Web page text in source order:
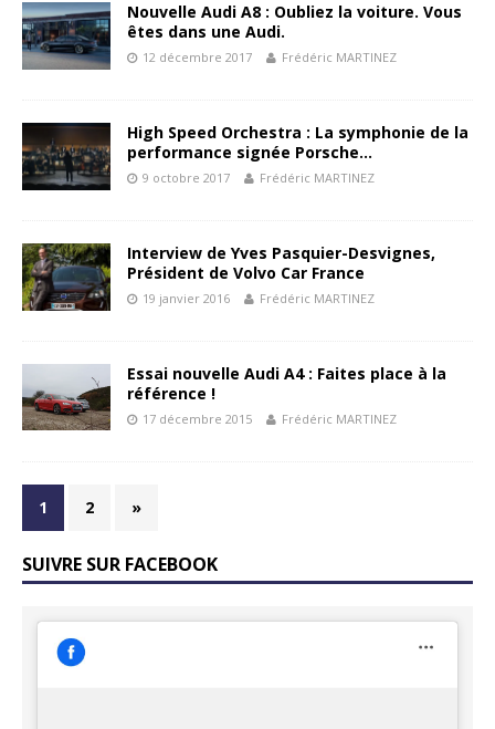
Nouvelle Audi A8 : Oubliez la voiture. Vous
êtes dans une Audi.
12 décembre 2017 Frédéric MARTINEZ
High Speed Orchestra : La symphonie de la
performance signée Porsche…
9 octobre 2017 Frédéric MARTINEZ
Interview de Yves Pasquier-Desvignes,
Président de Volvo Car France
19 janvier 2016 Frédéric MARTINEZ
Essai nouvelle Audi A4 : Faites place à la
référence !
17 décembre 2015 Frédéric MARTINEZ
1 2 »
SUIVRE SUR FACEBOOK